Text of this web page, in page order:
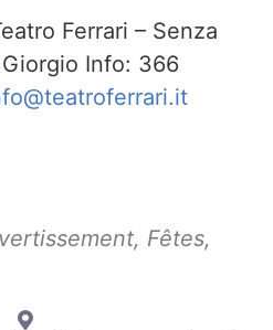
Ferrari – Senza
Info: 366
, Fêtes,